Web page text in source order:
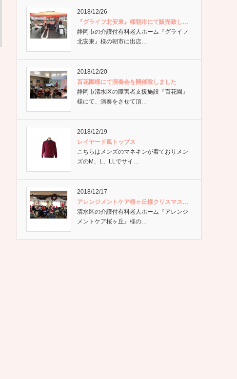
2018/12/26
『グライフ北安東』様朝市にて販売致し…
静岡市の介護付有料老人ホーム『グライフ
北安東』様の朝市に出店…
2018/12/20
百花園様にて演奏会を開催致しました
静岡市清水区の障害者支援施設『百花園』
様にて、演奏をさせて頂…
2018/12/19
レイヤード風トップス
こちらはメンズのマネキンが着ておりメン
ズのM、L、LLでサイ…
2018/12/17
アレンジメントケア桜ヶ丘様クリスマス…
清水区の介護付有料老人ホーム『アレンジ
メントケア桜ヶ丘』様の…